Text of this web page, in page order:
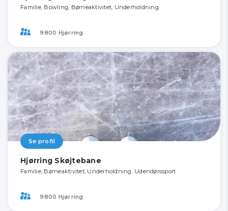
Familie, Bowling, Børneaktivitet, Underholdning
9800 Hjørring
Se profil
Hjørring Skøjtebane
Familie, Børneaktivitet, Underholdning, Udendørssport
9800 Hjørring